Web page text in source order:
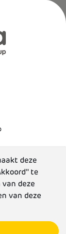
deze
te
deze
van deze